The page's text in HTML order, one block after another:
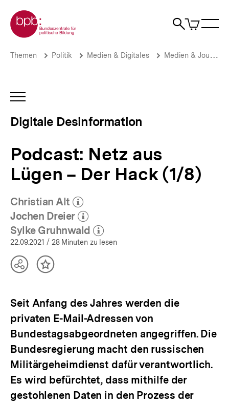
zum
Seiteninhalt
springen
Zur Startseite der bpb
Suche
Artikel
im
Podcast:
Der
Hack
(1/8)
Desinformation
bpb.de
Brotkrümelnavigation
Pfadnavigation
Themen Politik Medien & Digitales Medien & Journalismus
INHALTSNAVIGATION
Digitale Desinformation
Podcast: Netz aus
Lügen – Der Hack (1/8)
Christian Alt
(Mehr zum Autor)
öffnen
Jochen Dreier
(Mehr zum Autor)
öffnen
Sylke Gruhnwald
(Mehr zum Autor)
öffnen
22.09.2021 / 28 Minuten zu lesen
TeilenInhalt
Seit Anfang des Jahres werden die
privaten E-Mail-Adressen von
Bundestagsabgeordneten angegriffen. Die
Bundesregierung macht den russischen
Militärgeheimdienst dafür verantwortlich.
Es wird befürchtet, dass mithilfe der
gestohlenen Daten in den Prozess der